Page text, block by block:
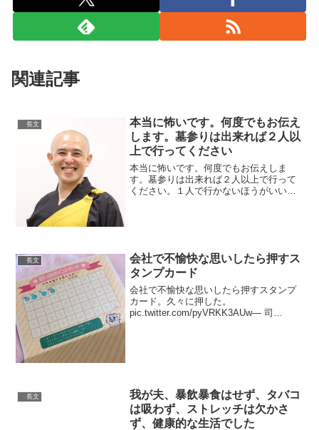
関連記事
長文
本当に怖いです。何度でもお伝え
します。墓参りは出来れば２人以
上で行ってください
本当に怖いです。何度でもお伝えしま
す。墓参りは出来れば２人以上で行って
ください。１人で行かないほうがいい。
長文
会社で不愉快な思いしたら押すス
タンプカード
会社で不愉快な思いしたら押すスタンプ
カード。久々に押した。
pic.twitter.com/pyVRKK3AUw— 司
長文
我が夫、暴飲暴食はせず、タバコ
は吸わず、ストレッチは欠かさ
ず、健康的な生活でした